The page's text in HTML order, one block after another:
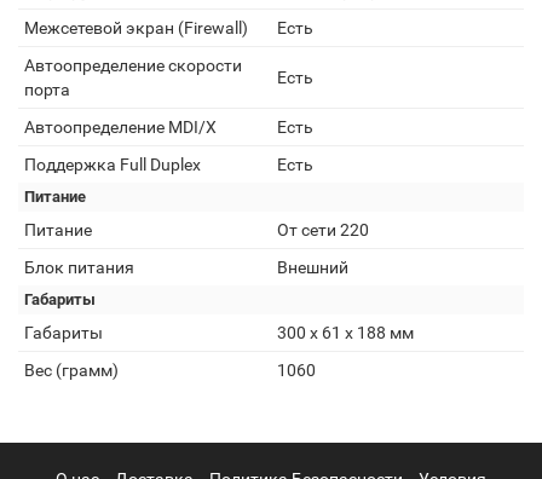
Межсетевой экран (Firewall)
Есть
Автоопределение скорости
порта
Есть
Автоопределение MDI/X
Есть
Поддержка Full Duplex
Есть
Питание
Питание
От сети 220
Блок питания
Внешний
Габариты
Габариты
300 x 61 x 188 мм
Вес (грамм)
1060